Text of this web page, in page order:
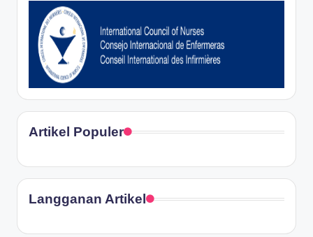
Artikel Populer
Langganan Artikel